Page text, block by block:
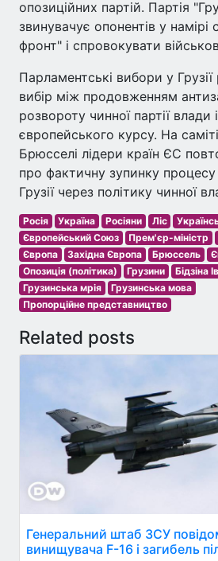
опозиційних партій. Партія
звинувачує опонентів у
фронт" і спровокувати
Парламентські вибори у
вибір між продовженням
розвороту чинної партії влади
європейського курсу. На
Брюсселі лідери країн ЄС
про фактичну зупинку процесу
Грузії через політику чинної
Росія Україна Росіяни Ліс
Європейський Союз
Прем'єр-міністр
Європа
Західна Європа Брюссель
Опозиція (політика)
Грузини
Бідзіна
Грузинська мрія
Грузинська мова
Пропорційне представництво
Related posts
Генеральний штаб ЗСУ
винищувача F-16 і загибель